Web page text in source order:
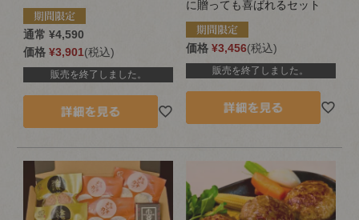
通常 ¥4,590
価格 ¥3,901 税込
販売を終了しました。
に贈っても喜ばれるセット
価格 ¥3,456 税込
販売を終了しました。